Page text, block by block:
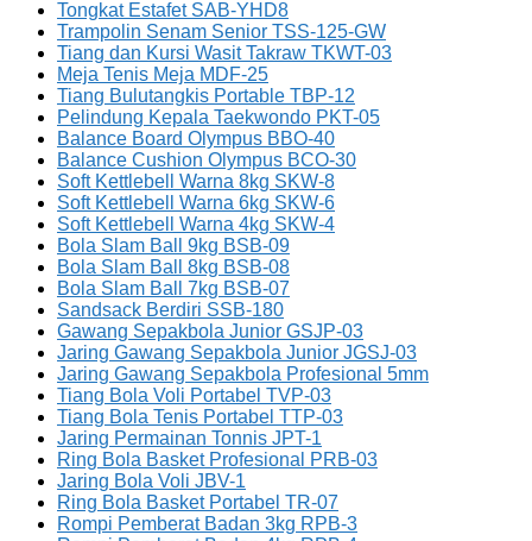
Tongkat Estafet SAB-YHD8
Trampolin Senam Senior TSS-125-GW
Tiang dan Kursi Wasit Takraw TKWT-03
Meja Tenis Meja MDF-25
Tiang Bulutangkis Portable TBP-12
Pelindung Kepala Taekwondo PKT-05
Balance Board Olympus BBO-40
Balance Cushion Olympus BCO-30
Soft Kettlebell Warna 8kg SKW-8
Soft Kettlebell Warna 6kg SKW-6
Soft Kettlebell Warna 4kg SKW-4
Bola Slam Ball 9kg BSB-09
Bola Slam Ball 8kg BSB-08
Bola Slam Ball 7kg BSB-07
Sandsack Berdiri SSB-180
Gawang Sepakbola Junior GSJP-03
Jaring Gawang Sepakbola Junior JGSJ-03
Jaring Gawang Sepakbola Profesional 5mm
Tiang Bola Voli Portabel TVP-03
Tiang Bola Tenis Portabel TTP-03
Jaring Permainan Tonnis JPT-1
Ring Bola Basket Profesional PRB-03
Jaring Bola Voli JBV-1
Ring Bola Basket Portabel TR-07
Rompi Pemberat Badan 3kg RPB-3